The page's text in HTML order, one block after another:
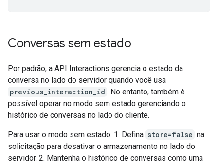
Conversas sem estado
Por padrão, a API Interactions gerencia o estado da
conversa no lado do servidor quando você usa
previous_interaction_id . No entanto, também é
possível operar no modo sem estado gerenciando o
histórico de conversas no lado do cliente.
Para usar o modo sem estado: 1. Defina store=false na
solicitação para desativar o armazenamento no lado do
servidor. 2. Mantenha o histórico de conversas como uma